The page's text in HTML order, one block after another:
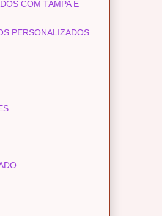
COM TAMPA E
PERSONALIZADOS